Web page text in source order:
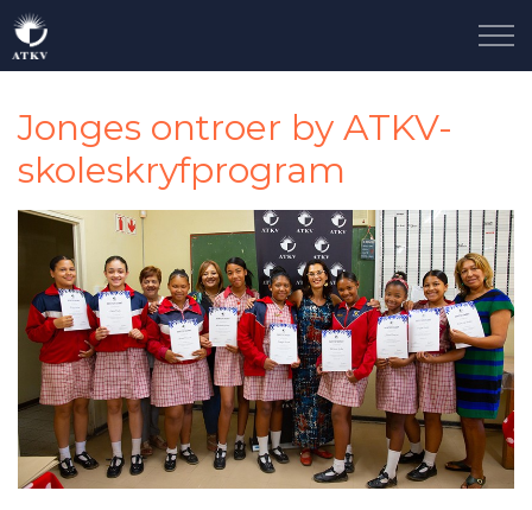
Neem Deel
Taalgenoot
Sluit Aan
Kontak
Jonges ontroer by ATKV-
skoleskryfprogram